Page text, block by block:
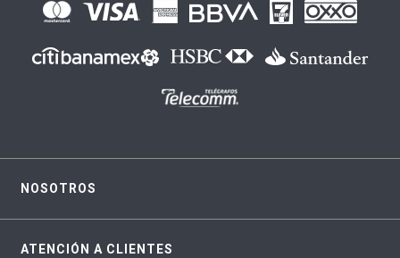
NOSOTROS
ATENCIÓN A CLIENTES